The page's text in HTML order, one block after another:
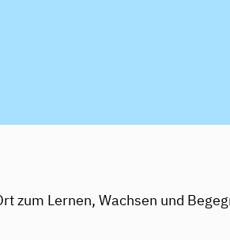
zum Lernen, Wachsen und